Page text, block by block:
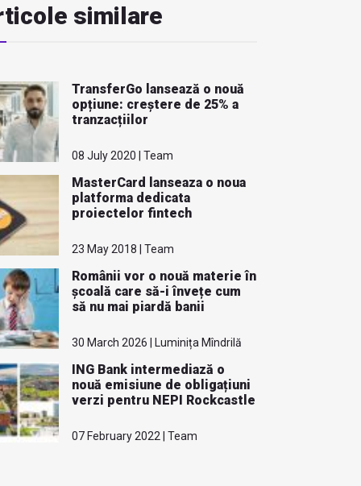
similare
TransferGo lansează o nouă
opțiune: creștere de 25% a
tranzacțiilor
08 July 2020 | Team
MasterCard lanseaza o noua
platforma dedicata
proiectelor fintech
23 May 2018 | Team
Românii vor o nouă materie în
școală care să-i învețe cum
să nu mai piardă banii
30 March 2026 | Luminița Mîndrilă
ING Bank intermediază o
nouă emisiune de obligațiuni
verzi pentru NEPI Rockcastle
07 February 2022 | Team